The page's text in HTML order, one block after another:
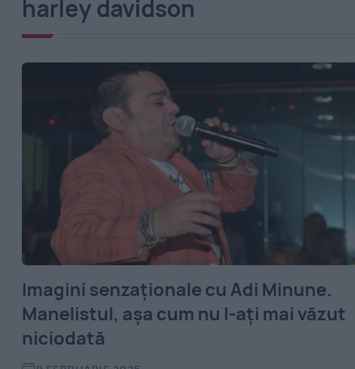
-
harley davidson
Imagini senzaționale cu Adi Minune.
Manelistul, așa cum nu l-ați mai văzut
niciodată